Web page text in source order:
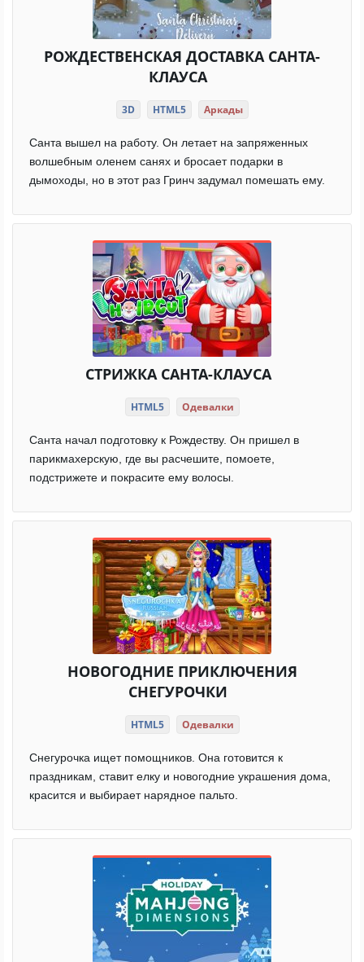
РОЖДЕСТВЕНСКАЯ ДОСТАВКА САНТА-
КЛАУСА
3D HTML5 Аркады
Санта вышел на работу. Он летает на запряженных
волшебным оленем санях и бросает подарки в
дымоходы, но в этот раз Гринч задумал помешать ему.
СТРИЖКА САНТА-КЛАУСА
HTML5 Одевалки
Санта начал подготовку к Рождеству. Он пришел в
парикмахерскую, где вы расчешите, помоете,
подстрижете и покрасите ему волосы.
НОВОГОДНИЕ ПРИКЛЮЧЕНИЯ
СНЕГУРОЧКИ
HTML5 Одевалки
Снегурочка ищет помощников. Она готовится к
праздникам, ставит елку и новогодние украшения дома,
красится и выбирает нарядное пальто.